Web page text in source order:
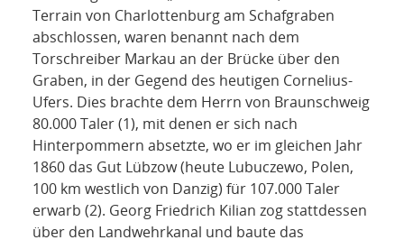
Terrain von Charlottenburg am Schafgraben
abschlossen, waren benannt nach dem
Torschreiber Markau an der Brücke über den
Graben, in der Gegend des heutigen Cornelius-
Ufers. Dies brachte dem Herrn von Braunschweig
80.000 Taler (1), mit denen er sich nach
Hinterpommern absetzte, wo er im gleichen Jahr
1860 das Gut Lübzow (heute Lubuczewo, Polen,
100 km westlich von Danzig) für 107.000 Taler
erwarb (2). Georg Friedrich Kilian zog stattdessen
über den Landwehrkanal und baute das